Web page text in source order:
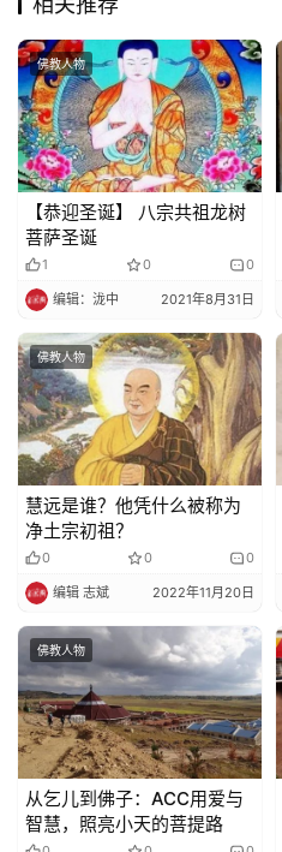
佛教人物
【恭迎圣诞】 八宗共祖龙树
菩萨圣诞
1 0 0
编辑：泷中 2021年8月31日
佛教人物
慧远是谁？他凭什么被称为
净土宗初祖？
0 0 0
编辑 志斌 2022年11月20日
佛教人物
从乞儿到佛子：ACC用爱与
智慧，照亮小天的菩提路